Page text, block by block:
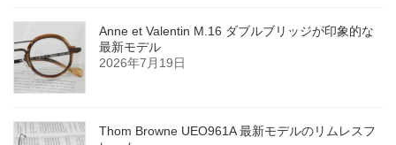
Anne et Valentin M.16 ダブルブリッジが印象的な
最新モデル
2026年7月19日
Thom Browne UEO961A 最新モデルのリムレスフ